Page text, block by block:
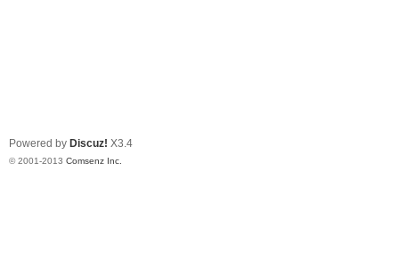
Powered by Discuz! X3.4
© 2001-2013 Comsenz Inc.